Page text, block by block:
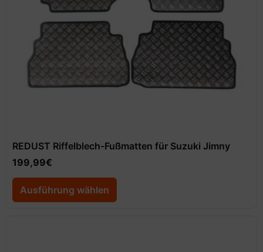
REDUST Riffelblech-Fußmatten für Suzuki Jimny
199,99€
Ausführung wählen